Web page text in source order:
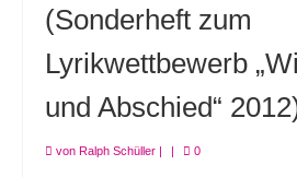
(Sonderheft zum
Lyrikwettbewerb
und Abschied“
von Ralph Schüller | | 0